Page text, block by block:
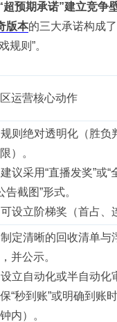
预期承诺”建立竞争
版本的三大承诺构成
规则”。
运营核心动作
则绝对透明化（胜负
）。
议采用“直播发奖”或“
告截图”形式。
设立阶梯奖（首占、
定清晰的回收清单与
并公示。
立自动化或半自动化
“秒到账”或明确到账
内）。